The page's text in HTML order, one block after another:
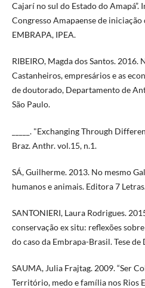
Cajarí no sul do Estado do Amapá”.
Congresso Amapaense de
EMBRAPA, IPEA.
RIBEIRO, Magda dos Santos. 2016.
Castanheiros, empresários e as
de doutorado, Departamento de
São Paulo.
_____. "Exchanging Through
Braz. Anthr. vol.15, n.1.
SÁ, Guilherme. 2013. No mesmo
humanos e animais. Editora 7
SANTONIERI, Laura Rodrigues.
conservação ex situ: reflexões
do caso da Embrapa-Brasil. Tese
SAUMA, Julia Frajtag. 2009. “Ser
Território, medo e família nos Rios